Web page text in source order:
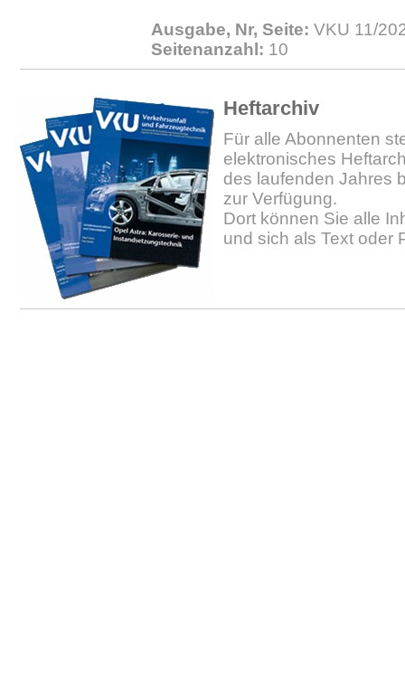
Ausgabe, Nr, Seite: VKU 11/
Seitenanzahl: 10
Heftarchiv
Für alle Abonnenten
elektronisches
des laufenden Jahres
zur Verfügung.
Dort können Sie alle
und sich als Text oder